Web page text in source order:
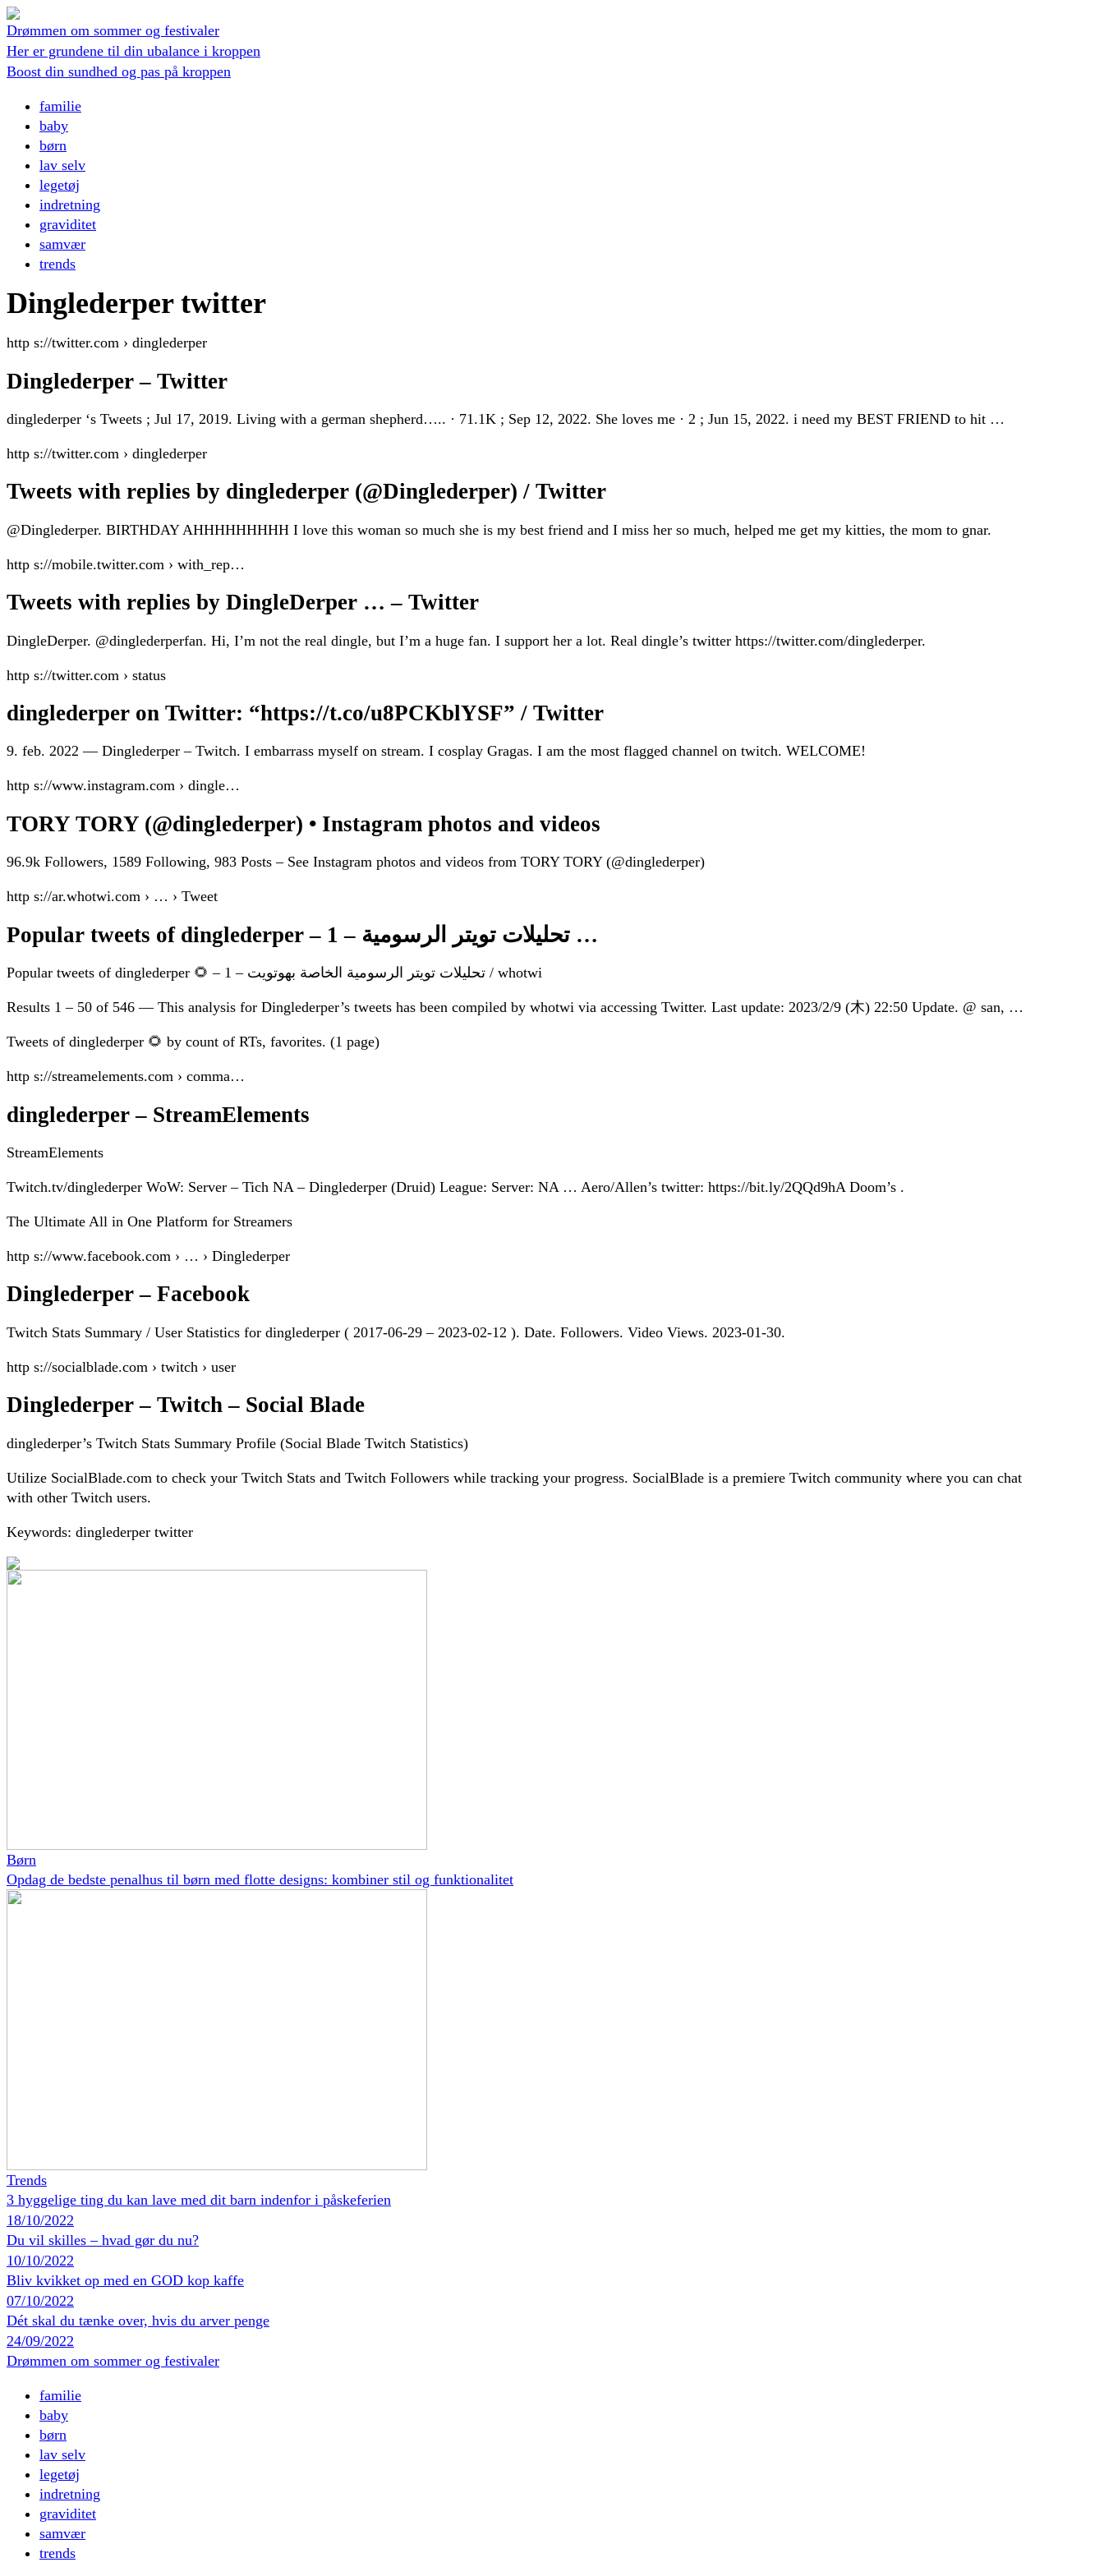
Drømmen om sommer og festivaler
Her er grundene til din ubalance i kroppen
Boost din sundhed og pas på kroppen
familie
baby
børn
lav selv
legetøj
indretning
graviditet
samvær
trends
Dinglederper twitter
http s://twitter.com › dinglederper
Dinglederper – Twitter
dinglederper ‘s Tweets ; Jul 17, 2019. Living with a german shepherd….. · 71.1K ; Sep 12, 2022. She loves me · 2 ; Jun 15, 2022. i need my BEST FRIEND to hit …
http s://twitter.com › dinglederper
Tweets with replies by dinglederper (@Dinglederper) / Twitter
@Dinglederper. BIRTHDAY AHHHHHHHHH I love this woman so much she is my best friend and I miss her so much, helped me get my kitties, the mom to gnar.
http s://mobile.twitter.com › with_rep…
Tweets with replies by DingleDerper … – Twitter
DingleDerper. @dinglederperfan. Hi, I’m not the real dingle, but I’m a huge fan. I support her a lot. Real dingle’s twitter https://twitter.com/dinglederper.
http s://twitter.com › status
dinglederper on Twitter: “https://t.co/u8PCKblYSF” / Twitter
9. feb. 2022 — Dinglederper – Twitch. I embarrass myself on stream. I cosplay Gragas. I am the most flagged channel on twitch. WELCOME!
http s://www.instagram.com › dingle…
TORY TORY (@dinglederper) • Instagram photos and videos
96.9k Followers, 1589 Following, 983 Posts – See Instagram photos and videos from TORY TORY (@dinglederper)
http s://ar.whotwi.com › … › Tweet
Popular tweets of dinglederper – 1 – تحليلات تويتر الرسومية …
Popular tweets of dinglederper 🌻 – 1 – تحليلات تويتر الرسومية الخاصة بهوتويت / whotwi
Results 1 – 50 of 546 — This analysis for Dinglederper’s tweets has been compiled by whotwi via accessing Twitter. Last update: 2023/2/9 (木) 22:50 Update. @ san, …
Tweets of dinglederper 🌻 by count of RTs, favorites. (1 page)
http s://streamelements.com › comma…
dinglederper – StreamElements
StreamElements
Twitch.tv/dinglederper WoW: Server – Tich NA – Dinglederper (Druid) League: Server: NA … Aero/Allen’s twitter: https://bit.ly/2QQd9hA Doom’s .
The Ultimate All in One Platform for Streamers
http s://www.facebook.com › … › Dinglederper
Dinglederper – Facebook
Twitch Stats Summary / User Statistics for dinglederper ( 2017-06-29 – 2023-02-12 ). Date. Followers. Video Views. 2023-01-30.
http s://socialblade.com › twitch › user
Dinglederper – Twitch – Social Blade
dinglederper’s Twitch Stats Summary Profile (Social Blade Twitch Statistics)
Utilize SocialBlade.com to check your Twitch Stats and Twitch Followers while tracking your progress. SocialBlade is a premiere Twitch community where you can chat
with other Twitch users.
Keywords: dinglederper twitter
Børn
Opdag de bedste penalhus til børn med flotte designs: kombiner stil og funktionalitet
Trends
3 hyggelige ting du kan lave med dit barn indenfor i påskeferien
18/10/2022
Du vil skilles – hvad gør du nu?
10/10/2022
Bliv kvikket op med en GOD kop kaffe
07/10/2022
Dét skal du tænke over, hvis du arver penge
24/09/2022
Drømmen om sommer og festivaler
familie
baby
børn
lav selv
legetøj
indretning
graviditet
samvær
trends